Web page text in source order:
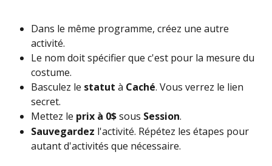
Dans le même programme, créez une autre
activité.
Le nom doit spécifier que c'est pour la mesure du
costume.
Basculez le statut à Caché. Vous verrez le lien
secret.
Mettez le prix à 0$ sous Session.
Sauvegardez l'activité. Répétez les étapes pour
autant d'activités que nécessaire.